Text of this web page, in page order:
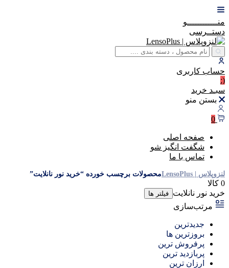
منــــــــــــو
دستــرسی
حساب کاربری
(:
سبـد خرید
بستن منو
0
صفحه اصلی
شگفت انگیز شو
تماس با ما
لنزوپلاس | LensoPlus محصولات برچسب خورده “خرید نور نانلایت”
0 کالا
خرید نور نانلایت فیلتر ها
مرتب‌سازی
جدیدترین
بروزترین ها
پرفروش ترین
پربازدید ترین
ارزان ترین